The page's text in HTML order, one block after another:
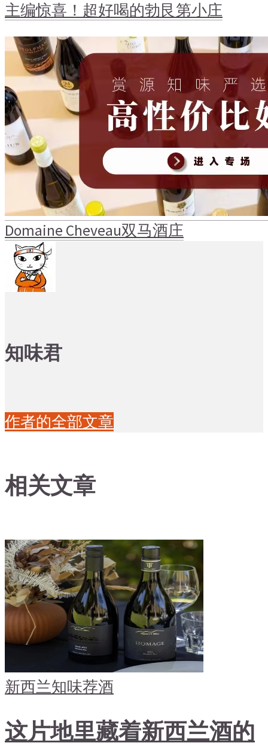
主编惊喜！超好喝的勃艮第小庄
Domaine Cheveau双马酒庄
知味君
作者的全部文章
相关文章
新西兰知味荐酒
这片地里藏着新西兰酒的